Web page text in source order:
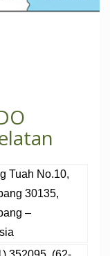
Tuah No.10,
30135,
–